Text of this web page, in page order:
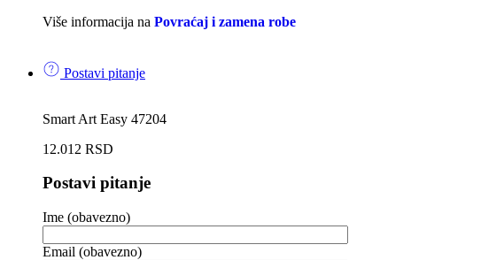
Više informacija na Povraćaj i zamena robe
Postavi pitanje
Smart Art Easy 47204
12.012 RSD
Postavi pitanje
Ime (obavezno)
Email (obavezno)